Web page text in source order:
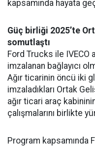
kapsamında hayata
Güç birliği 2025’te
somutlaştı
Ford Trucks ile IVECO
imzalanan bağlayıcı
Ağır ticarinin öncü iki
imzaladıkları Ortak
ağır ticari araç
çalışmalarını birlikte
Program kapsamında